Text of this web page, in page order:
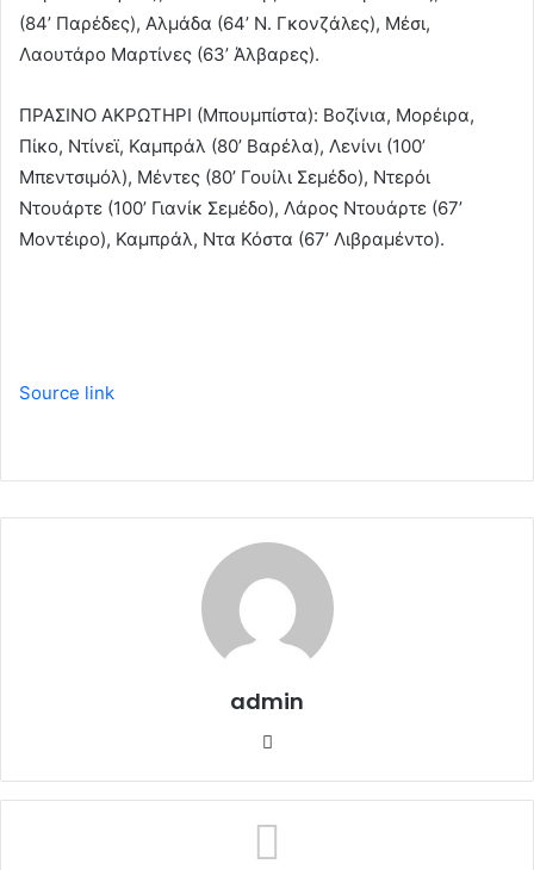
(84’ Παρέδες), Αλμάδα (64’ Ν. Γκονζάλες), Μέσι,
Λαουτάρο Μαρτίνες (63’ Άλβαρες).
ΠΡΑΣΙΝΟ ΑΚΡΩΤΗΡΙ (Μπουμπίστα): Βοζίνια, Μορέιρα,
Πίκο, Ντίνεϊ, Καμπράλ (80’ Βαρέλα), Λενίνι (100’
Μπεντσιμόλ), Μέντες (80’ Γουίλι Σεμέδο), Ντερόι
Ντουάρτε (100’ Γιανίκ Σεμέδο), Λάρος Ντουάρτε (67’
Μοντέιρο), Καμπράλ, Ντα Κόστα (67’ Λιβραμέντο).
Source link
admin
b
s
i